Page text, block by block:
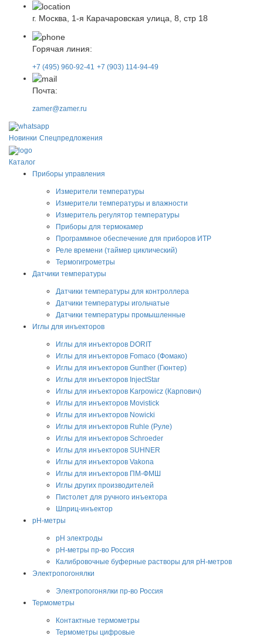
г. Москва, 1-я Карачаровская улица, 8, стр 18
Горячая линия:
+7 (495) 960-92-41 +7 (903) 114-94-49
Почта:
zamer@zamer.ru
Новинки Спецпредложения
Каталог
Приборы управления
Измерители температуры
Измерители температуры и влажности
Измеритель регулятор температуры
Приборы для термокамер
Программное обеспечение для приборов ИТР
Реле времени (таймер циклический)
Термогигрометры
Датчики температуры
Датчики температуры для контроллера
Датчики температуры игольчатые
Датчики температуры промышленные
Иглы для инъекторов
Иглы для инъекторов DORIT
Иглы для инъекторов Fomaco (Фомако)
Иглы для инъекторов Gunther (Гюнтер)
Иглы для инъекторов InjectStar
Иглы для инъекторов Karpowicz (Карпович)
Иглы для инъекторов Movistick
Иглы для инъекторов Nowicki
Иглы для инъекторов Ruhle (Руле)
Иглы для инъекторов Schroeder
Иглы для инъекторов SUHNER
Иглы для инъекторов Vakona
Иглы для инъекторов ПМ-ФМШ
Иглы других производителей
Пистолет для ручного инъектора
Шприц-инъектор
pH-метры
pH электроды
pH-метры пр-во Россия
Калибровочные буферные растворы для pH-метров
Электропогонялки
Электропогонялки пр-во Россия
Термометры
Контактные термометры
Термометры цифровые